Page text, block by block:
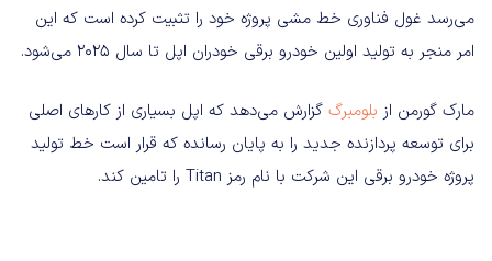
می‌رسد غول فناوری خط مشی پروژه خود را تثبیت کرده است که این
امر منجر به تولید اولین خودرو برقی خودران اپل تا سال ۲۰۲۵ می‌شود.
مارک گورمن از بلومبرگ گزارش می‌دهد که اپل بسیاری از کارهای اصلی
برای توسعه پردازنده جدید را به پایان رسانده که قرار است خط تولید
پروژه خودرو برقی این شرکت با نام رمز Titan را تامین کند.